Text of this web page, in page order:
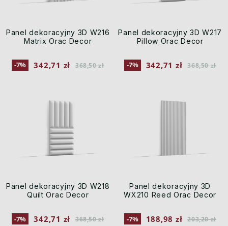
Panel dekoracyjny 3D W216
Matrix Orac Decor
-7% 342,71 zł 368,50 zł
Panel dekoracyjny 3D W217
Pillow Orac Decor
-7% 342,71 zł 368,50 zł
Panel dekoracyjny 3D W218
Quilt Orac Decor
-7% 342,71 zł 368,50 zł
Panel dekoracyjny 3D
WX210 Reed Orac Decor
-7% 188,98 zł 203,20 zł